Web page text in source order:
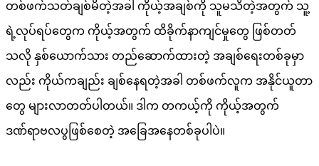
တစ်ဖက်သတ်ချစ်မိတဲ့အခါ ကိုယ့်အချစ်ကို သူမသိတဲ့အတွက် သူ့
ရဲ့လုပ်ရပ်တွေက ကိုယ့်အတွက် ထိခိုက်နာကျင်မှုတွေ ဖြစ်တတ်
သလို နှစ်ယောက်သား တည်ဆောက်ထားတဲ့ အချစ်ရေးတစ်ခုမှာ
လည်း ကိုယ်ကချည်း ချစ်နေရတဲ့အခါ တစ်ဖက်လူက အနိုင်ယူတာ
တွေ များလာတတ်ပါတယ်။ ဒါက တကယ့်ကို ကိုယ့်အတွက်
ဒဏ်ရာဗလပွဖြစ်စေတဲ့ အခြေအနေတစ်ခုပါပဲ။